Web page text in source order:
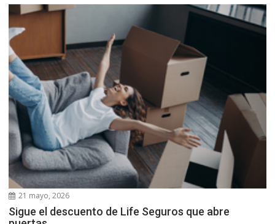
21 mayo, 2026
Sigue el descuento de Life Seguros que abre